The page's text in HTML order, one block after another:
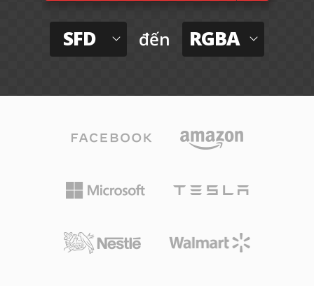
SFD đến RGBA